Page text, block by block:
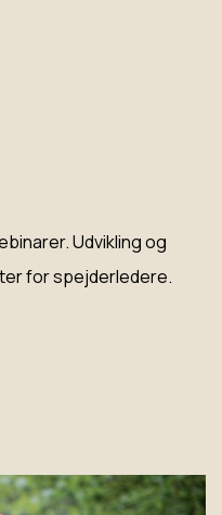
Udvikling og
for spejderledere.